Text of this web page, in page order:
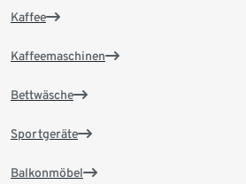
Kaffee
Kaffeemaschinen
Bettwäsche
Sportgeräte
Balkonmöbel